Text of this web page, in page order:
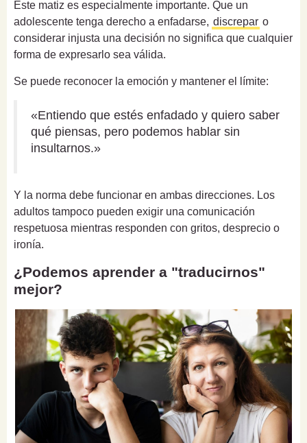
Este matiz es especialmente importante. Que un
adolescente tenga derecho a enfadarse, discrepar o
considerar injusta una decisión no significa que cualquier
forma de expresarlo sea válida.
Se puede reconocer la emoción y mantener el límite:
«Entiendo que estés enfadado y quiero saber
qué piensas, pero podemos hablar sin
insultarnos.»
Y la norma debe funcionar en ambas direcciones. Los
adultos tampoco pueden exigir una comunicación
respetuosa mientras responden con gritos, desprecio o
ironía.
¿Podemos aprender a "traducirnos"
mejor?